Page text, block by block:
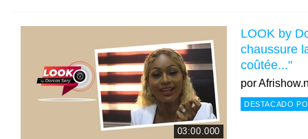
03:00.000
LOOK by
chaussure
coûtée..."
por
DESTACADO